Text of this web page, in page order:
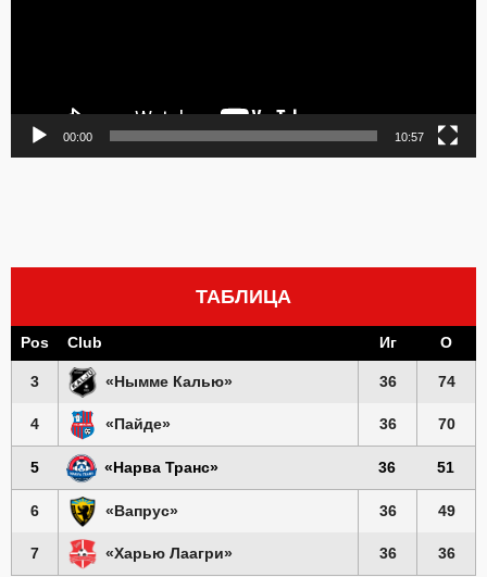
00:00 10:57
ТАБЛИЦА
Pos Club Иг О
3 «Нымме Калью» 36 74
4 «Пайде» 36 70
5 «Нарва Транс» 36 51
6 «Вапрус» 36 49
7 «Харью Лаагри» 36 36